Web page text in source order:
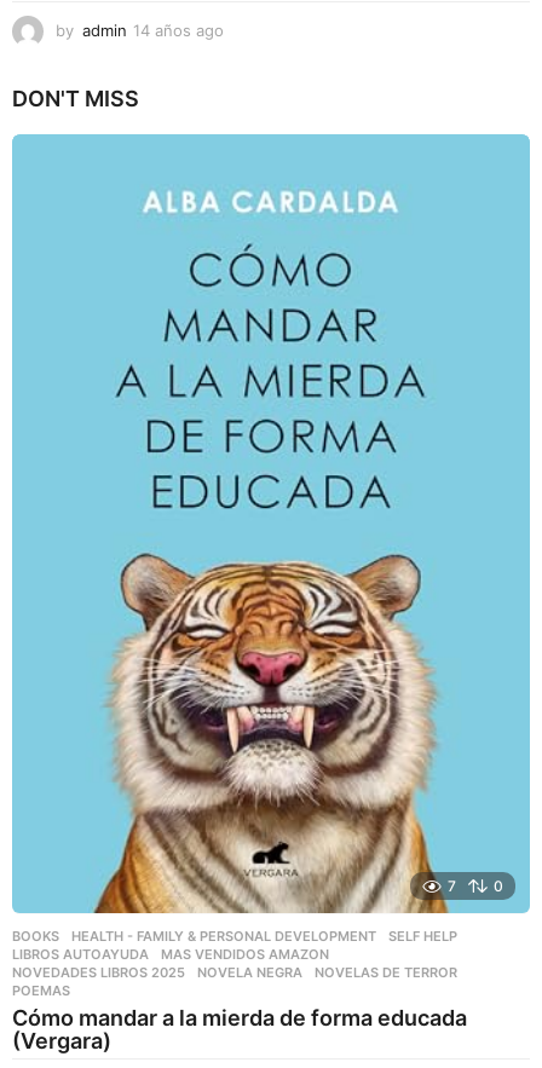
by admin 14 años ago
o
DON'T MISS
7 0
BOOKS ,HEALTH - FAMILY & PERSONAL DEVELOPMENT ,SELF HELP
LIBROS AUTOAYUDA
,MAS VENDIDOS AMAZON
NOVEDADES LIBROS 2025
,NOVELA NEGRA ,NOVELAS DE TERROR
POEMAS
Cómo mandar a la mierda de forma educada
(Vergara)